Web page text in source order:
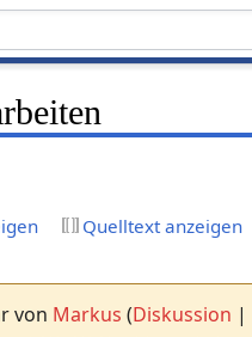
Quelltext anzeigen
von Markus (Diskussion |